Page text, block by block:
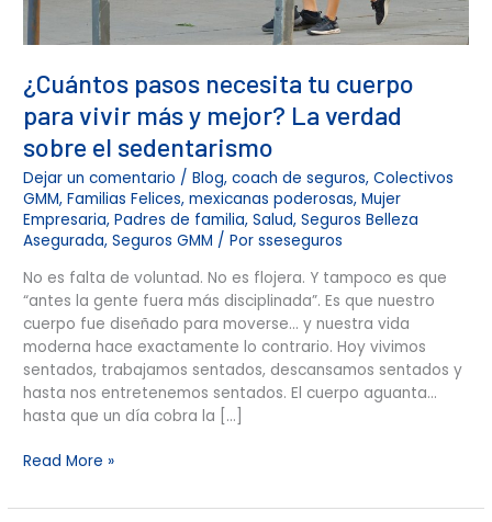
¿Cuántos pasos necesita tu cuerpo
para vivir más y mejor? La verdad
sobre el sedentarismo
Dejar un comentario /Blog,coach de seguros,Colectivos
GMM,Familias Felices,mexicanas poderosas,Mujer
Empresaria,Padres de familia,Salud,Seguros Belleza
Asegurada,Seguros GMM / Porsseseguros
No es falta de voluntad. No es flojera. Y tampoco es que
“antes la gente fuera más disciplinada”. Es que nuestro
cuerpo fue diseñado para moverse… y nuestra vida
moderna hace exactamente lo contrario. Hoy vivimos
sentados, trabajamos sentados, descansamos sentados y
hasta nos entretenemos sentados. El cuerpo aguanta…
hasta que un día cobra la […]
verdad
sobre
sedentarismo
Read More »